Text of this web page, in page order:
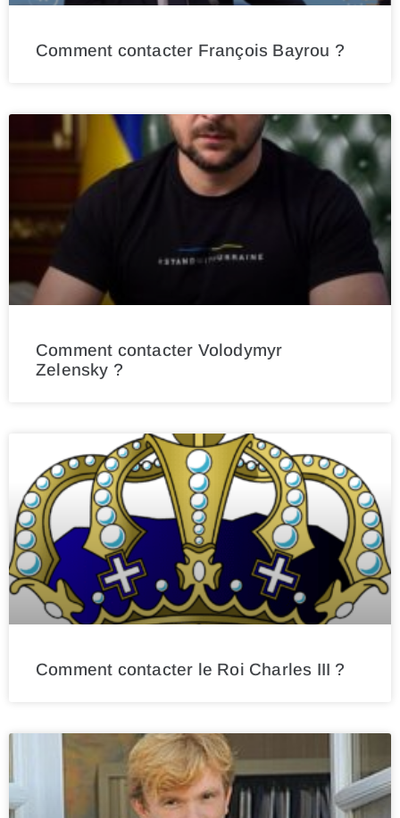
Comment contacter François Bayrou ?
Comment contacter Volodymyr
Zelensky ?
Comment contacter le Roi Charles III ?